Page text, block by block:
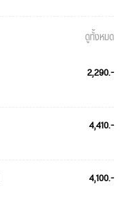
ดูทั้งหมด
2,290.-
4,410.-
4,100.-